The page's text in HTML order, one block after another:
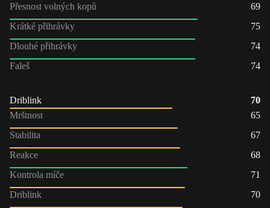
Přesnost volných kopů
69
Krátké přihrávky
75
Dlouhé přihrávky
74
Faleš
74
Driblink
70
Mrštnost
65
Stabilita
67
Reakce
68
Kontrola míče
71
Driblink
70